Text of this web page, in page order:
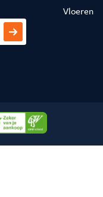
Vloeren